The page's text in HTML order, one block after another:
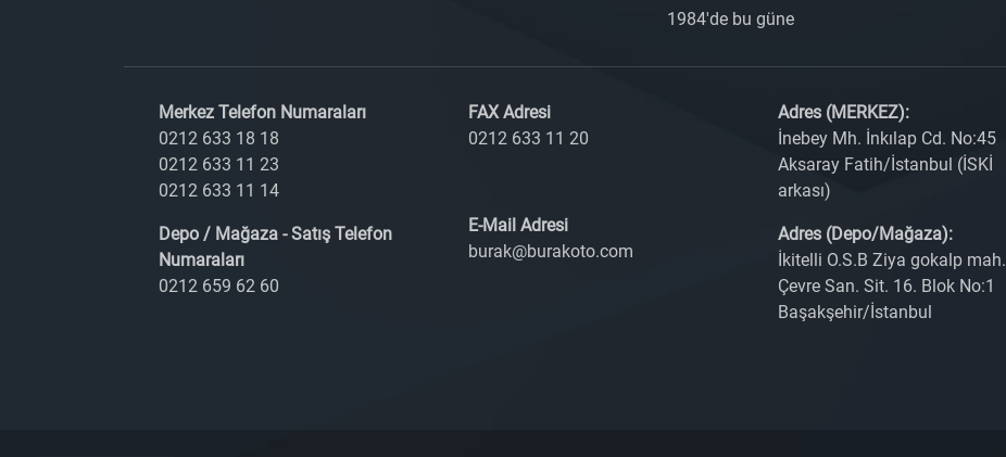
1984'de bu güne
Merkez Telefon Numaraları
0212 633 18 18
0212 633 11 23
0212 633 11 14
Depo / Mağaza - Satış Telefon
Numaraları
0212 659 62 60
FAX Adresi
0212 633 11 20
E-Mail Adresi
burak@burakoto.com
Adres (MERKEZ):
İnebey Mh. İnkılap Cd. No:45
Aksaray Fatih/İstanbul (İSKİ
arkası)
Adres (Depo/Mağaza):
İkitelli O.S.B Ziya gokalp mah.
Çevre San. Sit. 16. Blok No:1
Başakşehir/İstanbul